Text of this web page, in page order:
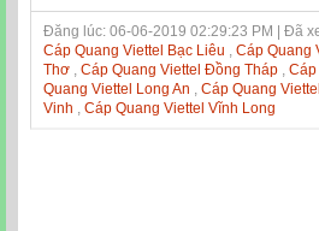
Đăng lúc: 06-06-2019 02:29:23 PM | Đã
Cáp Quang Viettel Bạc Liêu
Cáp Quang
Thơ
Cáp Quang Viettel Đồng Tháp Cáp
Quang Viettel Long An
Cáp Quang
Vinh
Cáp Quang Viettel Vĩnh Long